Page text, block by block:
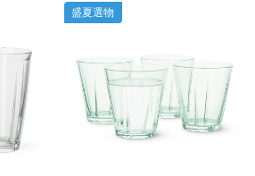
盛夏選物